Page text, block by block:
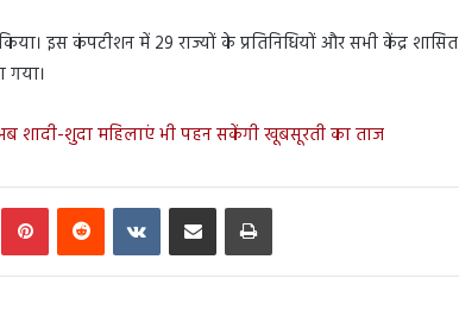
इस कंपटीशन में 29 राज्यों के प्रतिनिधियों और सभी केंद्र शासित
गया।
शादी-शुदा महिलाएं भी पहन सकेंगी खूबसूरती का ताज
PinterestReddit VKontakteShare via Email Print